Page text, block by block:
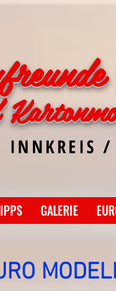
/
GALERIE